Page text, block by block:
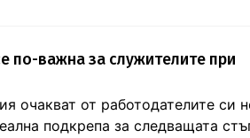
по-важна за служителите при
очакват от работодателите си
подкрепа за следващата